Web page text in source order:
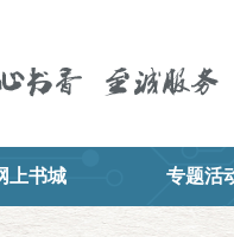
上书城 专题活